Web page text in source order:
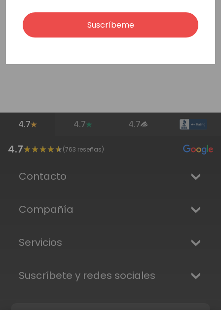
No Hay Más Productos
4.7 4.7 4.7
4.7 (763 reseñas)
Contacto
Compañía
Servicios
Suscríbete y redes sociales
Suscríbeme